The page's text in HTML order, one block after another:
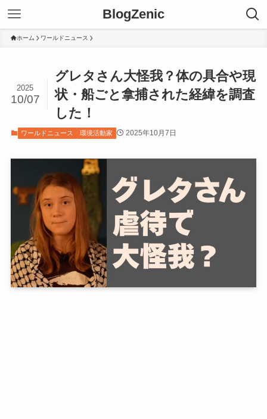
BlogZenic
ホーム ワールドニュース
グレタさん大怪我？体の具合や現
状・船ごと拿捕された経緯を調査
した！
2025
10/07
ワールドニュース 環境活動家 2025年10月7日